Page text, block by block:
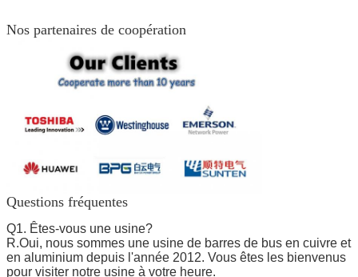
Nos partenaires de coopération
Questions fréquentes
Q1. Êtes-vous une usine?
R.Oui, nous sommes une usine de barres de bus en cuivre et
en aluminium depuis l'année 2012. Vous êtes les bienvenus
pour visiter notre usine à votre heure.